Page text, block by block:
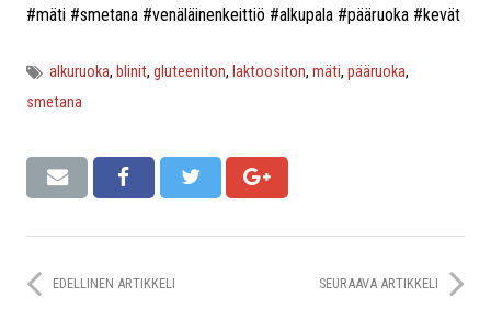
#mäti #smetana #venäläinenkeittiö #alkupala #pääruoka #kevät
alkuruoka, blinit,gluteeniton, laktoositon,mäti,pääruoka,
smetana
EDELLINEN ARTIKKELI SEURAAVA ARTIKKELI